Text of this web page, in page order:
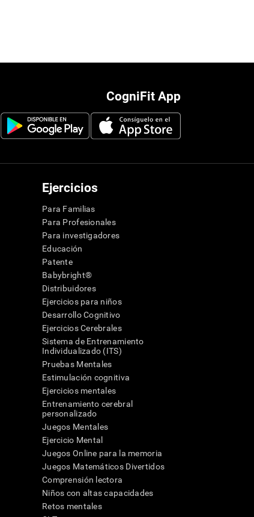
CogniFit App
Ejercicios
Para Familias
Para Profesionales
Para investigadores
Educación
Patente
Babybright®
Distribuidores
Ejercicios para niños
Desarrollo Cognitivo
Ejercicios Cerebrales
Sistema de Entrenamiento
Individualizado (ITS)
Pruebas Mentales
Estimulación cognitiva
Ejercicios mentales
Entrenamiento cerebral
personalizado
Juegos Mentales
Ejercicio Mental
Juegos Online para la memoria
Juegos Matemáticos Divertidos
Comprensión lectora
Niños con altas capacidades
Retos mentales